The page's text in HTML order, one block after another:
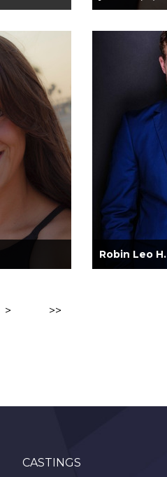
Robin Leo H.
> >>
CASTINGS